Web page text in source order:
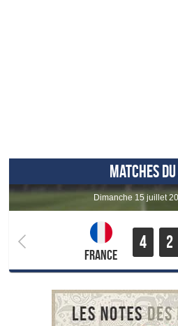
MATCHES
dimanche 15 juillet
France
4 2